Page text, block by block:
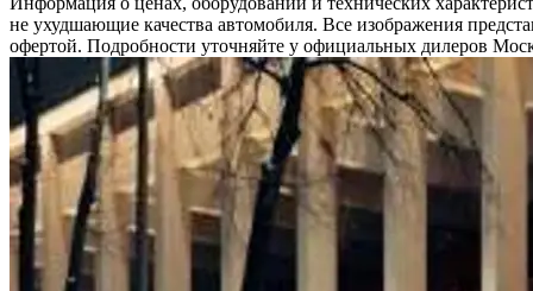
не ухудшающие качества автомобиля. Все изображения
офертой. Подробности уточняйте у официальных дилеров